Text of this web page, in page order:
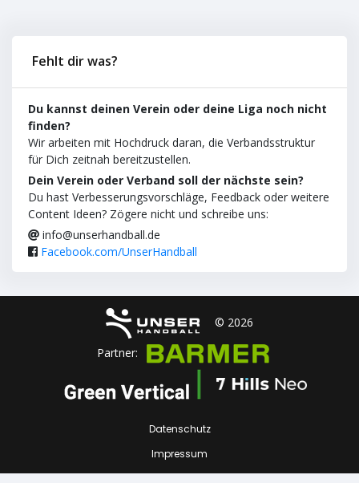
Fehlt dir was?
Du kannst deinen Verein oder deine Liga noch nicht
finden?
Wir arbeiten mit Hochdruck daran, die Verbandsstruktur
für Dich zeitnah bereitzustellen.
Dein Verein oder Verband soll der nächste sein?
Du hast Verbesserungsvorschläge, Feedback oder weitere
Content Ideen? Zögere nicht und schreibe uns:
info@unserhandball.de
Facebook.com/UnserHandball
© 2026
Partner:
Datenschutz
Impressum